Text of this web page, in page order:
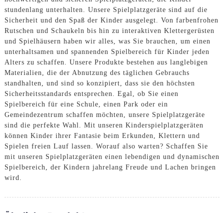
stundenlang unterhalten. Unsere Spielplatzgeräte sind auf die
Sicherheit und den Spaß der Kinder ausgelegt. Von farbenfrohen
Rutschen und Schaukeln bis hin zu interaktiven Klettergerüsten
und Spielhäusern haben wir alles, was Sie brauchen, um einen
unterhaltsamen und spannenden Spielbereich für Kinder jeden
Alters zu schaffen. Unsere Produkte bestehen aus langlebigen
Materialien, die der Abnutzung des täglichen Gebrauchs
standhalten, und sind so konzipiert, dass sie den höchsten
Sicherheitsstandards entsprechen. Egal, ob Sie einen
Spielbereich für eine Schule, einen Park oder ein
Gemeindezentrum schaffen möchten, unsere Spielplatzgeräte
sind die perfekte Wahl. Mit unseren Kinderspielplatzgeräten
können Kinder ihrer Fantasie beim Erkunden, Klettern und
Spielen freien Lauf lassen. Worauf also warten? Schaffen Sie
mit unseren Spielplatzgeräten einen lebendigen und dynamischen
Spielbereich, der Kindern jahrelang Freude und Lachen bringen
wird.